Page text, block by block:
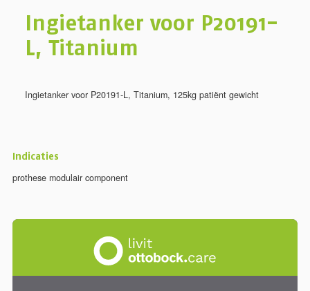
Ingietanker voor P20191-
L, Titanium
Ingietanker voor P20191-L, Titanium, 125kg patiënt gewicht
Indicaties
prothese modulair component